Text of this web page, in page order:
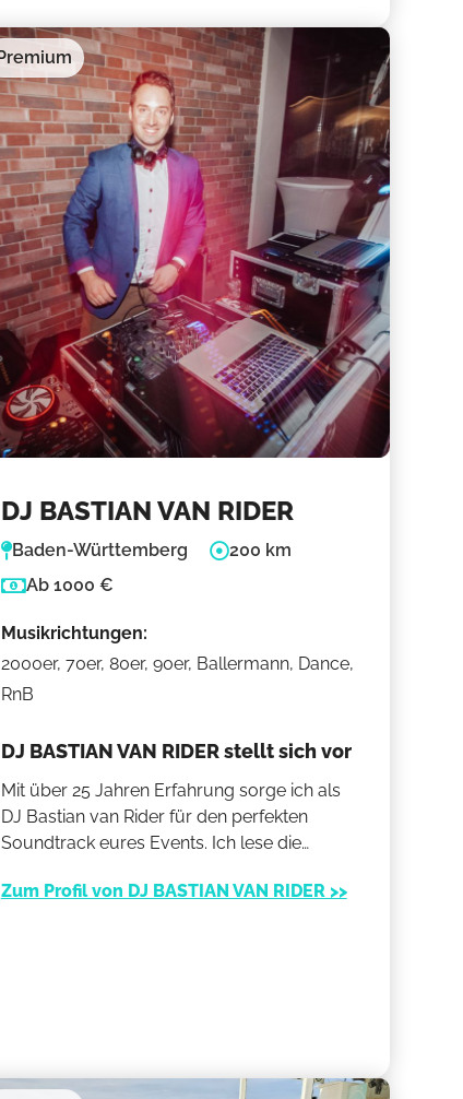
DJ BASTIAN VAN RIDER
Baden-Württemberg
200 km
Ab 1000 €
Musikrichtungen:
2000er, 70er, 80er, 90er, Ballermann, Dance,
RnB
DJ BASTIAN VAN RIDER stellt sich vor
Mit über 25 Jahren Erfahrung sorge ich als
DJ Bastian van Rider für den perfekten
Soundtrack eures Events. Ich lese die
den richtigen Song – von 70er bis 2000er,
Zum Profil von DJ BASTIAN VAN RIDER >>